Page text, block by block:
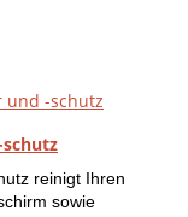
reinigt Ihren
sowie